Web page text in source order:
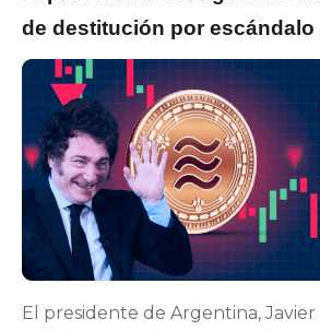
de destitución por escándalo
El presidente de Argentina, Javier